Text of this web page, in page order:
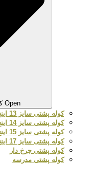
Open کوله پشتی
کوله پشتی سایز 13 اینچ
کوله پشتی سایز 14 اینچ
کوله پشتی سایز 15 اینچ
کوله پشتی سایز 17 اینچ
کوله پشتی چرخ دار
کوله پشتی مدرسه